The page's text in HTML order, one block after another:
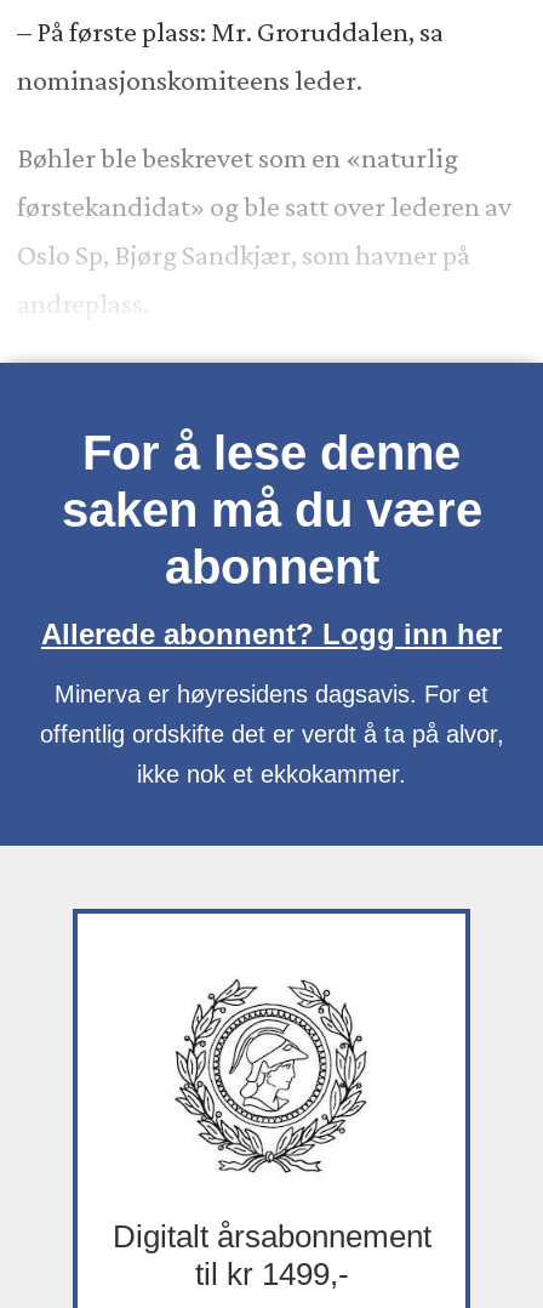
– På første plass: Mr. Groruddalen, sa
nominasjonskomiteens leder.
Bøhler ble beskrevet som en «naturlig
førstekandidat» og ble satt over lederen av
Oslo Sp, Bjørg Sandkjær, som havner på
andreplass.
For å lese denne
saken må du være
abonnent
Allerede abonnent? Logg inn her
Minerva er høyresidens dagsavis. For et
offentlig ordskifte det er verdt å ta på alvor,
ikke nok et ekkokammer.
Digitalt årsabonnement
til kr 1499,-